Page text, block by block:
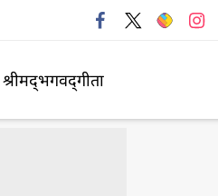
श्रीमद्‍भगवद्‍गीता